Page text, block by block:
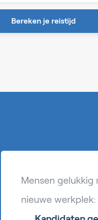
Bereken je reistijd
Mensen gelukkig
nieuwe werkplek: